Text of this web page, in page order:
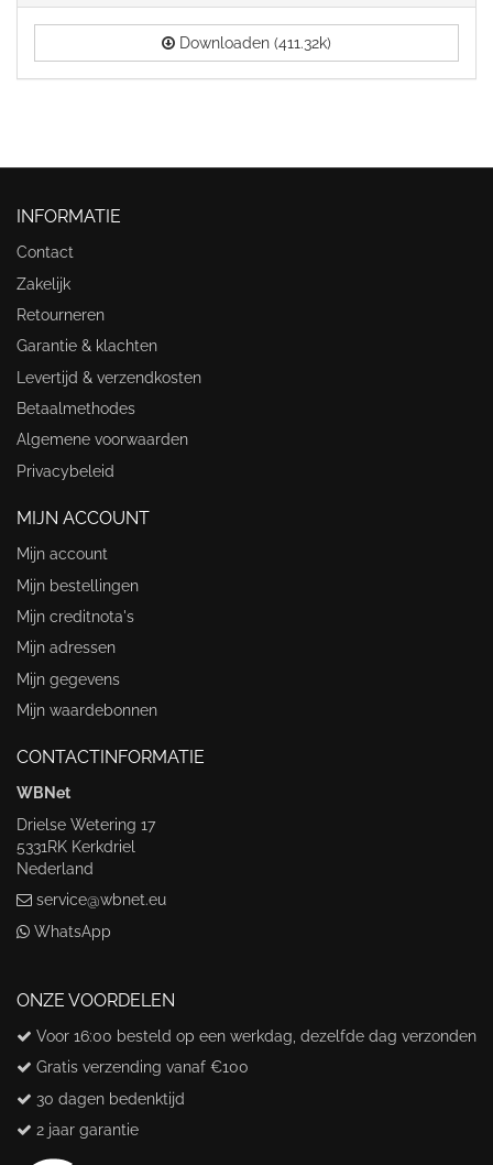
Downloaden (411.32k)
INFORMATIE
Contact
Zakelijk
Retourneren
Garantie & klachten
Levertijd & verzendkosten
Betaalmethodes
Algemene voorwaarden
Privacybeleid
MIJN ACCOUNT
Mijn account
Mijn bestellingen
Mijn creditnota's
Mijn adressen
Mijn gegevens
Mijn waardebonnen
CONTACTINFORMATIE
WBNet
Drielse Wetering 17
5331RK Kerkdriel
Nederland
service@wbnet.eu
WhatsApp
ONZE VOORDELEN
Voor 16:00 besteld op een werkdag, dezelfde dag verzonden
Gratis verzending vanaf €100
30 dagen bedenktijd
2 jaar garantie